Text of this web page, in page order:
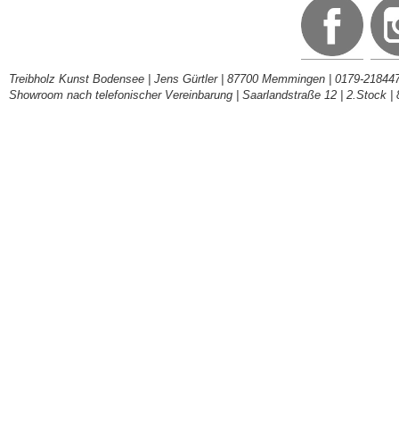
Treibholz Kunst Bodensee | Jens Gürtler | 87700 Memmingen | 0179-
Showroom nach telefonischer Vereinbarung | Saarlandstraße 12 | 2.Stock |